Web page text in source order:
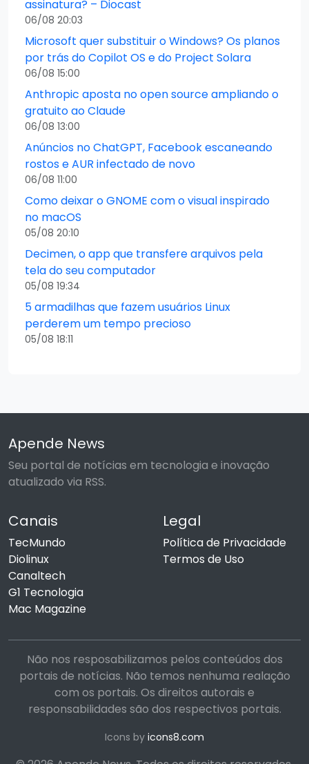
assinatura? – Diocast
06/08 20:03
Microsoft quer substituir o Windows? Os planos
por trás do Copilot OS e do Project Solara
06/08 15:00
Anthropic aposta no open source ampliando o
gratuito ao Claude
06/08 13:00
Anúncios no ChatGPT, Facebook escaneando
rostos e AUR infectado de novo
06/08 11:00
Como deixar o GNOME com o visual inspirado
no macOS
05/08 20:10
Decimen, o app que transfere arquivos pela
tela do seu computador
05/08 19:34
5 armadilhas que fazem usuários Linux
perderem um tempo precioso
05/08 18:11
Apende News
Seu portal de notícias em tecnologia e inovação
atualizado via RSS.
Canais
TecMundo
Diolinux
Canaltech
G1 Tecnologia
Mac Magazine
Legal
Política de Privacidade
Termos de Uso
Não nos resposabilizamos pelos conteúdos dos
portais de notícias. Não temos nenhuma realação
com os portais. Os direitos autorais e
responsabilidades são dos respectivos portais.
Icons by icons8.com